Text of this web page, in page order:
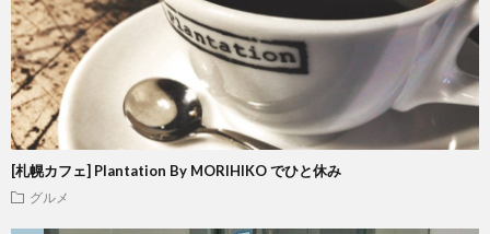
[札幌カフェ] Plantation By MORIHIKO でひと休み
グルメ